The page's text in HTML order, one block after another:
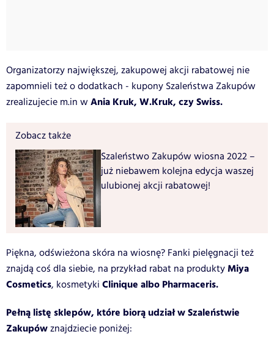
Organizatorzy największej, zakupowej akcji rabatowej nie
zapomnieli też o dodatkach - kupony Szaleństwa Zakupów
zrealizujecie m.in w Ania Kruk, W.Kruk, czy Swiss.
Zobacz także
Szaleństwo Zakupów wiosna 2022 –
już niebawem kolejna edycja waszej
ulubionej akcji rabatowej!
Piękna, odświeżona skóra na wiosnę? Fanki pielęgnacji też
znajdą coś dla siebie, na przykład rabat na produktyMiya
Cosmetics, kosmetyki Clinique albo Pharmaceris.
Pełną listę sklepów, które biorą udział w Szaleństwie
Zakupówznajdziecie poniżej: